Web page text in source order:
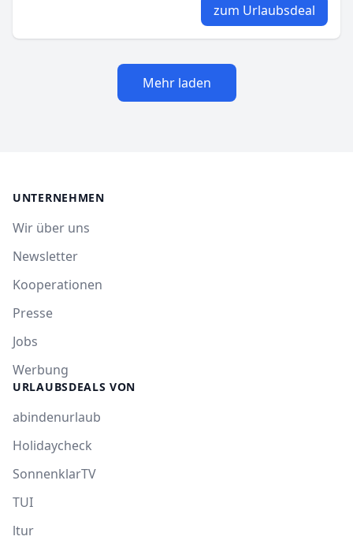
zum Urlaubsdeal
Mehr laden
UNTERNEHMEN
Wir über uns
Newsletter
Kooperationen
Presse
Jobs
Werbung
URLAUBSDEALS VON
abindenurlaub
Holidaycheck
SonnenklarTV
TUI
ltur